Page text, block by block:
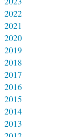
2022
2021
2020
2019
2018
2017
2016
2015
2014
2013